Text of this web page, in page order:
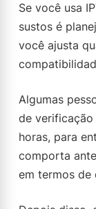
Se você usa
sustos é
você ajusta
Algumas
de verificação
horas, para
comporta
em termos de